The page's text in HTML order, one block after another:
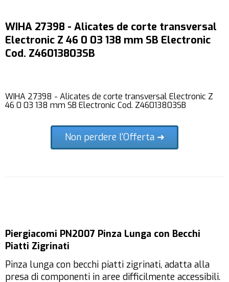
WIHA 27398 - Alicates de corte transversal
Electronic Z 46 0 03 138 mm SB Electronic
Cod. Z46013803SB
WIHA 27398 - Alicates de corte transversal Electronic Z
46 0 03 138 mm SB Electronic Cod. Z46013803SB
Non perdere l'Offerta ➜
Piergiacomi PN2007 Pinza Lunga con Becchi
Piatti Zigrinati
Pinza lunga con becchi piatti zigrinati, adatta alla
presa di componenti in aree difficilmente accessibili.